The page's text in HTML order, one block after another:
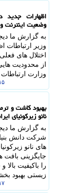
اظهارات جدید
وضعیت اینترنت
به گزارش ما
وزیر ارتباطات
اختلال های
از محدودیت
وزارت
بهبود کاشت و
نانو زیرکونیای
به گزارش ما
شرکت دانش
های نانو
جایگزینی
را باکیفیت بالا
زیستی بهبود